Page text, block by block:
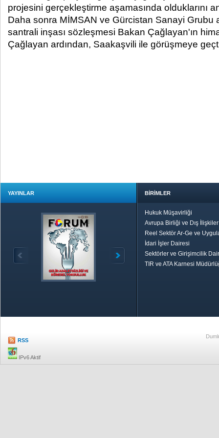
projesini gerçekleştirme aşamasında olduklarını
Daha sonra MİMSAN ve Gürcistan Sanayi Grubu
santrali inşası sözleşmesi Bakan Çağlayan'ın
Çağlayan ardından, Saakaşvili ile görüşmeye
YAYINLAR BİRİMLER
Hukuk Müşavirliği
Avrupa Birliği ve Dış
Reel Sektör Ar-Ge ve
İdari İşler Dairesi
Sektörler ve Girişimcilik
TIR ve ATA Karnesi
RSS
IPv6 Aktif